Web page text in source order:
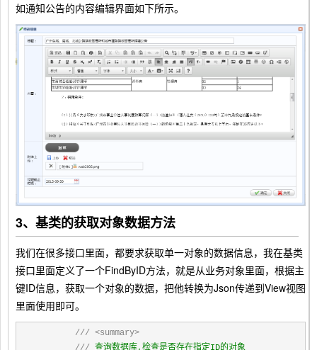
如通知公告的内容编辑界面如下所示。
3、基类的获取对象数据方法
我们在很多接口里面，都要求获取单一对象的数据信息，我在基类
接口里面定义了一个FindByID方法，就是从业务对象里面，根据主
键ID信息，获取一个对象的数据，把他转换为Json传递到View视图
里面使用即可。
/// <summary>